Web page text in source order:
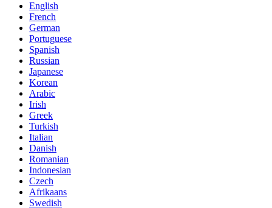
English
French
German
Portuguese
Spanish
Russian
Japanese
Korean
Arabic
Irish
Greek
Turkish
Italian
Danish
Romanian
Indonesian
Czech
Afrikaans
Swedish